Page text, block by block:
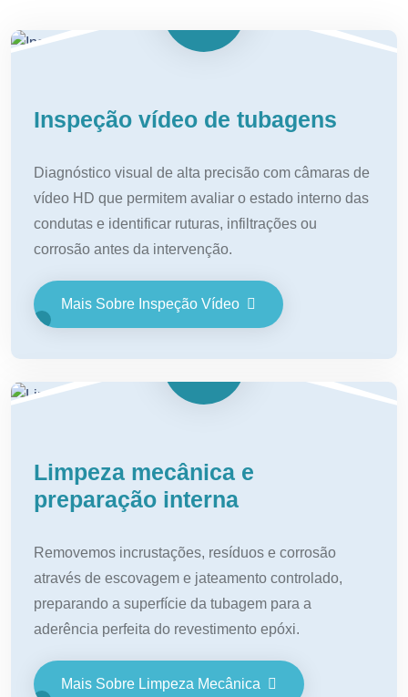
Inspeção vídeo de tubagens
Diagnóstico visual de alta precisão com câmaras de
vídeo HD que permitem avaliar o estado interno das
condutas e identificar ruturas, infiltrações ou
corrosão antes da intervenção.
Mais Sobre Inspeção Vídeo
Limpeza mecânica e
preparação interna
Removemos incrustações, resíduos e corrosão
através de escovagem e jateamento controlado,
preparando a superfície da tubagem para a
aderência perfeita do revestimento epóxi.
Mais Sobre Limpeza Mecânica